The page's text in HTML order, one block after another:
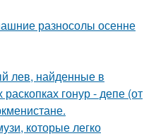
разносолы осенне
лев, найденные в
гонур - депе (от
которые легко